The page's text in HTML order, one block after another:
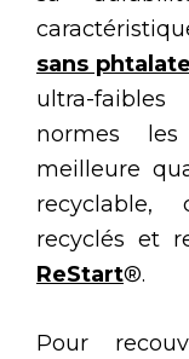
sans phtalate
ultra-
normes
meilleure
recyclable,
recyclés et
ReStart®.
Pour